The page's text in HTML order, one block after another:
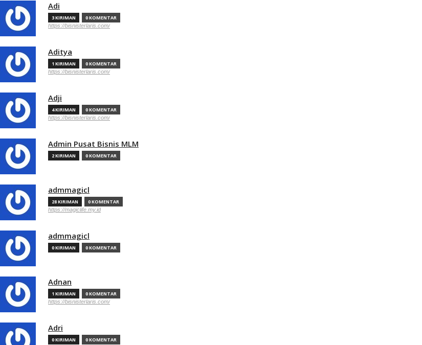
Adi
3 KIRIMAN 0 KOMENTAR
https://bisnisterlaris.com/
Aditya
1 KIRIMAN 0 KOMENTAR
https://bisnisterlaris.com/
Adji
4 KIRIMAN 0 KOMENTAR
https://bisnisterlaris.com/
Admin Pusat Bisnis MLM
2 KIRIMAN 0 KOMENTAR
admmagicl
28 KIRIMAN 0 KOMENTAR
https://magiclife.my.id
admmagicl
0 KIRIMAN 0 KOMENTAR
Adnan
1 KIRIMAN 0 KOMENTAR
https://bisnisterlaris.com/
Adri
0 KIRIMAN 0 KOMENTAR